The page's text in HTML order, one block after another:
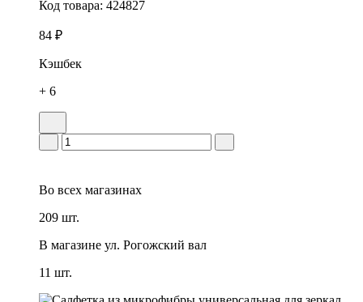
Код товара: 424827
84 ₽
Кэшбек
+ 6
Во всех магазинах
209 шт.
В магазине ул. Рогожский вал
11 шт.